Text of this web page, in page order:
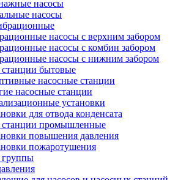
насосы
насосы
насосы с верхним забором
насосы с комбин забором
насосы с нижним забором
бытовые
насосные станции
насосные станции
установки
для отвода конденсата
станции промышленные
повышения давления
пожаротушения
группы